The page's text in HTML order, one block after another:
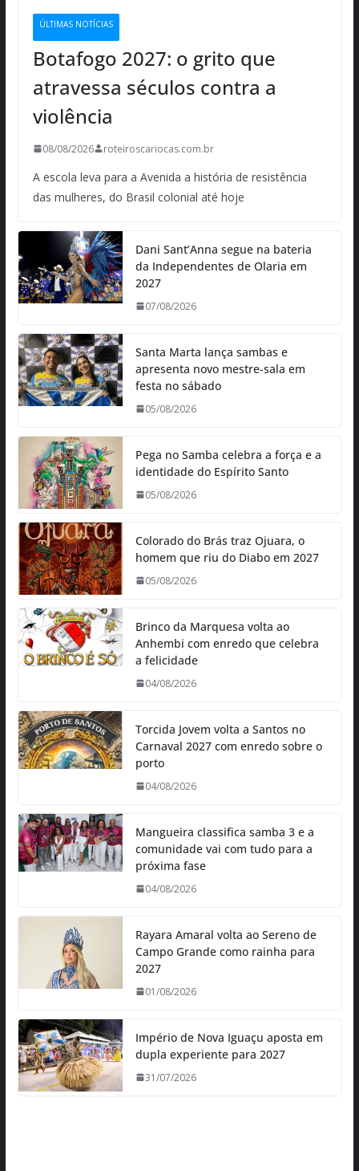
ÚLTIMAS NOTÍCIAS
Botafogo 2027: o grito que
atravessa séculos contra a
violência
08/08/2026 roteiroscariocas.com.br
A escola leva para a Avenida a história de resistência
das mulheres, do Brasil colonial até hoje
Dani Sant’Anna segue na bateria
da Independentes de Olaria em
2027
07/08/2026
Santa Marta lança sambas e
apresenta novo mestre-sala em
festa no sábado
05/08/2026
Pega no Samba celebra a força e a
identidade do Espírito Santo
05/08/2026
Colorado do Brás traz Ojuara, o
homem que riu do Diabo em 2027
05/08/2026
Brinco da Marquesa volta ao
Anhembi com enredo que celebra
a felicidade
04/08/2026
Torcida Jovem volta a Santos no
Carnaval 2027 com enredo sobre o
porto
04/08/2026
Mangueira classifica samba 3 e a
comunidade vai com tudo para a
próxima fase
04/08/2026
Rayara Amaral volta ao Sereno de
Campo Grande como rainha para
2027
01/08/2026
Império de Nova Iguaçu aposta em
dupla experiente para 2027
31/07/2026